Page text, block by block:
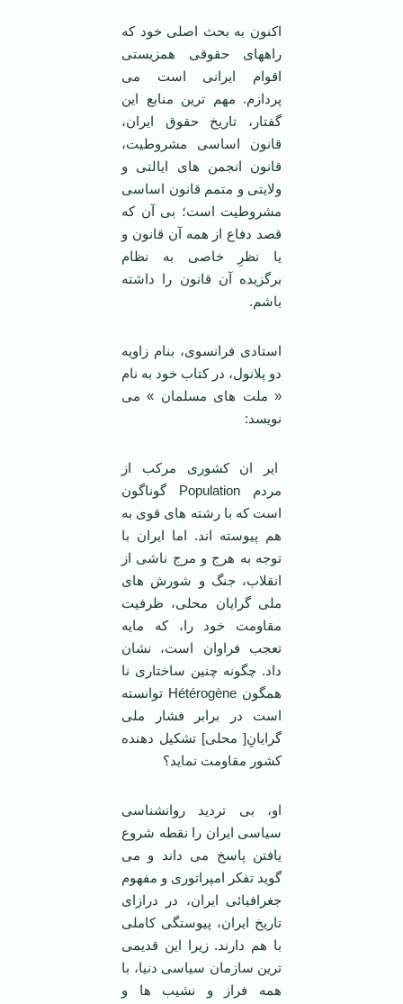
اکنون به بحث اصلی خود که
راههای حقوقی همزیستی
اقوام ایرانی است می
پردازم. مهم ترین منابع این
گفتار، تاریخ حقوق ایران،
قانون اساسی مشروطیت،
قانون انجمن های ایالتی و
ولایتی و متمم قانون اساسی
مشروطیت است؛ بی آن که
قصد دفاع از همه آن قانون و
یا نظرِ خاصی به نظام
برگزیده آن قانون را داشته
باشم.
استادی فرانسوی، بنام زاویه
دو پلانول، در کتاب خود به نام
« ملت های مسلمان » می
نویسد:
ایر ان کشوری مرکب از
مردم Population گوناگون
است که با رشته های قوی به
هم پیوسته اند. اما ایران با
توجه به هرج و مرج ناشی از
انقلاب، جنگ و شورش های
ملی گرایان محلی، ظرفیت
مقاومت خود را، که مایه
تعجب فراوان است، نشان
داد. چگونه چنین ساختاری نا
همگون Hétérogène توانسته
است در برابر فشار ملی
گرایانِ[ محلی] تشکیل دهنده
کشور مقاومت نماید؟
او، بی تردید روانشناسی
سیاسی ایران را نقطه شروع
یافتن پاسخ می داند و می
گوید تفکر امپراتوری و مفهوم
جغرافیائی ایران، در درازای
تاریخ ایران، پیوستگی کاملی
با هم دارند. زیرا این قدیمی
ترین سازمان سیاسی دنیا، با
همه فراز و نشیب ها و